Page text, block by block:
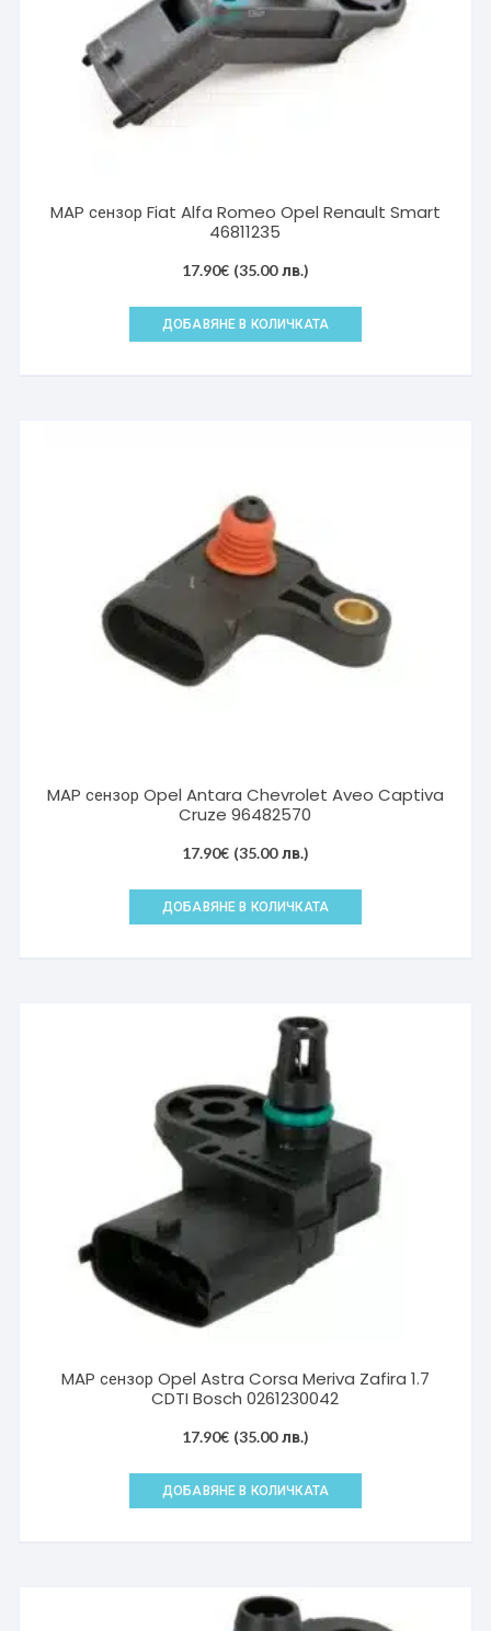
MAP сензор Fiat Alfa Romeo Opel Renault Smart
46811235
17.90€ (35.00 лв.)
ДОБАВЯНЕ В КОЛИЧКАТА
MAP сензор Opel Antara Chevrolet Aveo Captiva
Cruze 96482570
17.90€ (35.00 лв.)
ДОБАВЯНЕ В КОЛИЧКАТА
MAP сензор Opel Astra Corsa Meriva Zafira 1.7
CDTI Bosch 0261230042
17.90€ (35.00 лв.)
ДОБАВЯНЕ В КОЛИЧКАТА